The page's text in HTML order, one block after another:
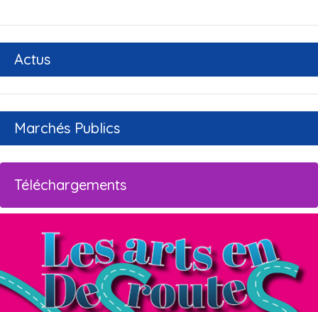
Actus
Marchés Publics
Téléchargements